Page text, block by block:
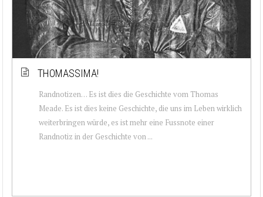
THOMASSIMA!
Randnotizen… Es ist dies die Geschichte vom Thomas
Meade. Es ist dies keine Geschichte, die uns im Leben wirklich
weiterbringen würde, es ist mehr eine Fussnote einer
Randnotiz in der Geschichte von ...